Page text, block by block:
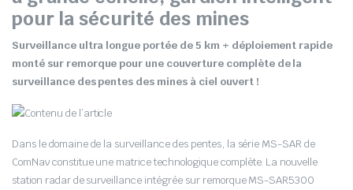
pour la sécurité des mines
Surveillance ultra longue portée de 5 km + déploiement rapide
monté sur remorque pour une couverture complète de la
surveillance des pentes des mines à ciel ouvert !
Dans le domaine de la surveillance des pentes, la série MS-SAR de
ComNav constitue une matrice technologique complète. La nouvelle
station radar de surveillance intégrée sur remorque MS-SAR5300